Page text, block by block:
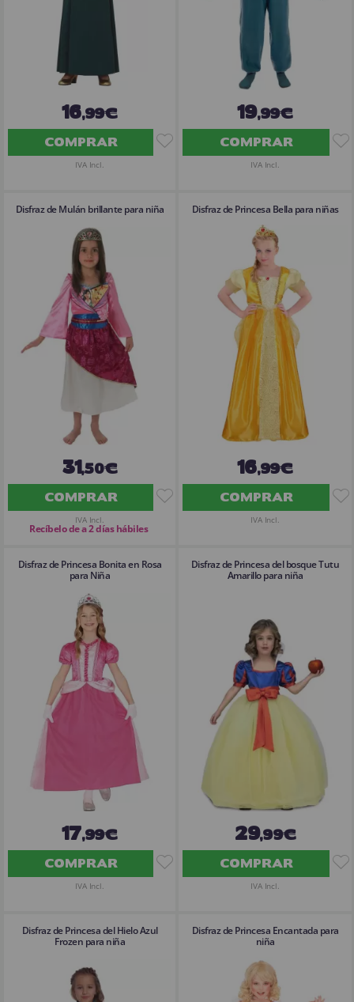
16,99€
COMPRAR
IVA Incl.
19,99€
COMPRAR
IVA Incl.
Disfraz de Mulán brillante para niña
31,50€
COMPRAR
IVA Incl.
Recíbelo de a 2 días hábiles
Disfraz de Princesa Bella para niñas
16,99€
COMPRAR
IVA Incl.
Disfraz de Princesa Bonita en Rosa
para Niña
17,99€
COMPRAR
IVA Incl.
Disfraz de Princesa del bosque Tutu
Amarillo para niña
29,99€
COMPRAR
IVA Incl.
Disfraz de Princesa del Hielo Azul
Frozen para niña
Disfraz de Princesa Encantada para
niña